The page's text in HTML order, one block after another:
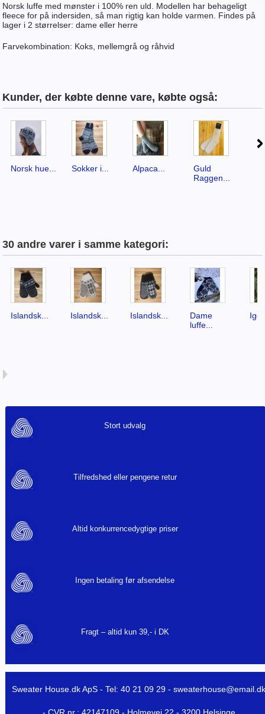
Norsk luffe med mønster i 100% ren uld. Modellen har behageligt
fleece for på indersiden, så man rigtig kan holde varmen. Findes på
lager i 2 størrelser: dame eller herre
Farvekombination: Koks, mellemgrå og råhvid
Kunder, der købte denne vare, købte også:
Norsk hue... Sokker i... Alpaca...
Guld
Raggen...
30 andre varer i samme kategori:
Islandsk... Islandsk... Islandsk...
Dame
luffe...
Stort udvalg
Tilfredshed eller pengene retur
Altid konkurrencedygtige priser
Ingen betaling før afsendelse
Fragt – altid kun 39,- i DK
Sweater House.dk ApS - Tel: 40 21 09 29 -
- CVR nr.: 42147109 - Holmevej 22 - 3200 Helsinge